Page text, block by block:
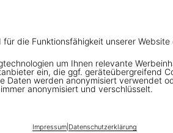
für die Funktionsfähigkeit unserer
um Ihnen relevante
ein, die ggf. geräteübergreifend
Daten werden anonymisiert verwendet
anonymisiert und verschlüsselt.
Impressum| Datenschutzerklärung